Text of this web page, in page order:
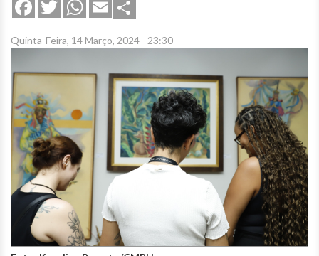
FacebookTwitterWhatsApp
Email
Quinta-Feira, 14 Março, 2024 - 23:30